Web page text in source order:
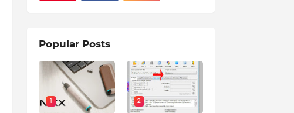
Popular Posts
1 2